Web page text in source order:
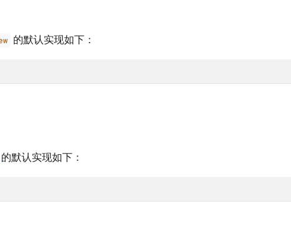
的默认实现如下：
的默认实现如下：